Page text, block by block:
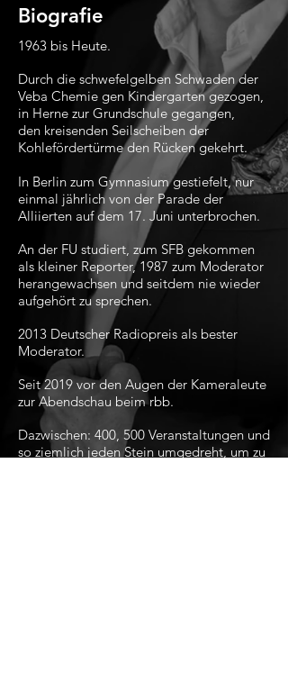
Biografie
1963 bis Heute.
Durch die schwefelgelben Schwaden der
Veba Chemie gen Kindergarten gezogen,
in Herne zur Grundschule gegangen,
den kreisenden Seilscheiben der
Kohlefördertürme den Rücken gekehrt.
In Berlin zum Gymnasium gestiefelt, nur
einmal jährlich von der Parade der
Alliierten auf dem 17. Juni unterbrochen.
An der FU studiert, zum SFB gekommen
als kleiner Reporter,1987 zum Moderator
herangewachsen und seitdem nie wieder
aufgehört zu sprechen.
2013 Deutscher Radiopreis als bester
Moderator.
Seit 2019 vor den Augen der Kameraleute
zur Abendschau beim rbb.
Dazwischen: 400, 500 Veranstaltungen und
so ziemlich jeden Stein umgedreht, um zu